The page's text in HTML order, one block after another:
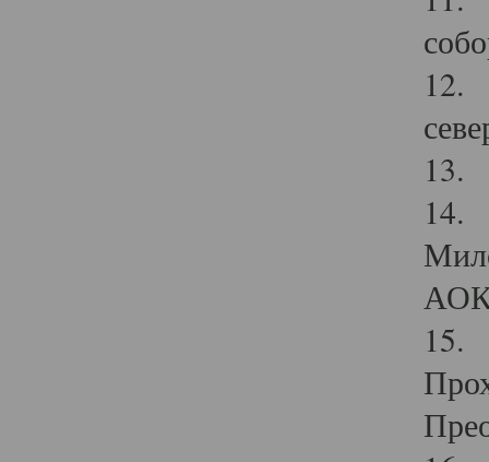
12.
13.
14.
15.